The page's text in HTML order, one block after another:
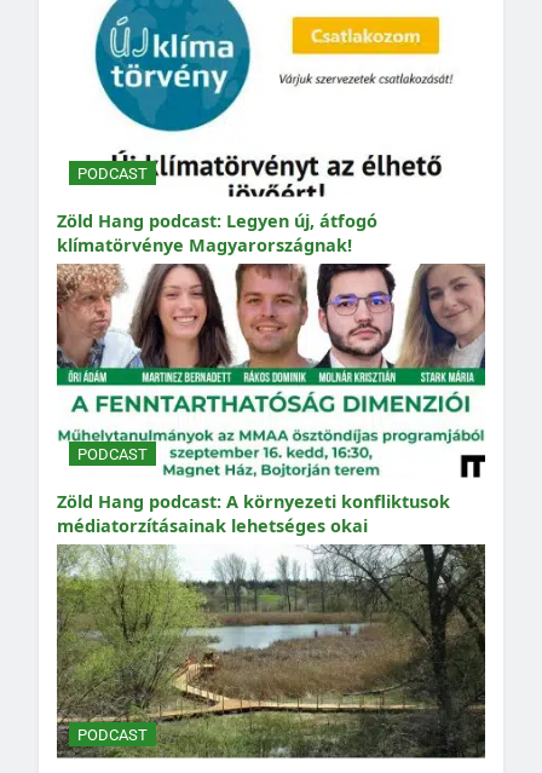
PODCAST
Zöld Hang podcast: Legyen új, átfogó
klímatörvénye Magyarországnak!
PODCAST
Zöld Hang podcast: A környezeti konfliktusok
médiatorzításainak lehetséges okai
PODCAST